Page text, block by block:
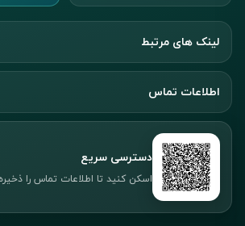
لینک های مرتبط
اطلاعات تماس
دسترسی سریع
اسکن کنید تا اطلاعات تماس را